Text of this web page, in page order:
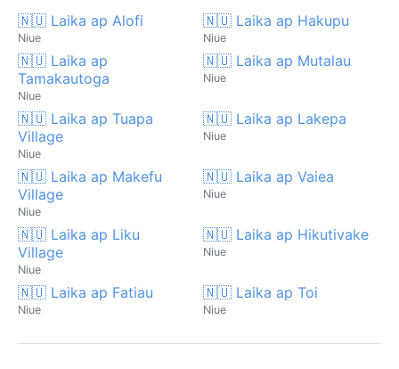
🇳🇺 Laika ap Alofi
Niue
🇳🇺 Laika ap Hakupu
Niue
🇳🇺 Laika ap
Tamakautoga
Niue
🇳🇺 Laika ap Mutalau
Niue
🇳🇺 Laika ap Tuapa
Village
Niue
🇳🇺 Laika ap Lakepa
Niue
🇳🇺 Laika ap Makefu
Village
Niue
🇳🇺 Laika ap Vaiea
Niue
🇳🇺 Laika ap Liku
Village
Niue
🇳🇺 Laika ap Hikutivake
Niue
🇳🇺 Laika ap Fatiau
Niue
🇳🇺 Laika ap Toi
Niue